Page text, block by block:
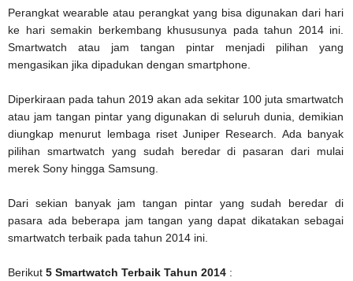
Perangkat wearable atau perangkat yang bisa digunakan dari hari
ke hari semakin berkembang khususunya pada tahun 2014 ini.
Smartwatch atau jam tangan pintar menjadi pilihan yang
mengasikan jika dipadukan dengan smartphone.
Diperkiraan pada tahun 2019 akan ada sekitar 100 juta smartwatch
atau jam tangan pintar yang digunakan di seluruh dunia, demikian
diungkap menurut lembaga riset Juniper Research. Ada banyak
pilihan smartwatch yang sudah beredar di pasaran dari mulai
merek Sony hingga Samsung.
Dari sekian banyak jam tangan pintar yang sudah beredar di
pasara ada beberapa jam tangan yang dapat dikatakan sebagai
smartwatch terbaik pada tahun 2014 ini.
Berikut 5 Smartwatch Terbaik Tahun 2014 :